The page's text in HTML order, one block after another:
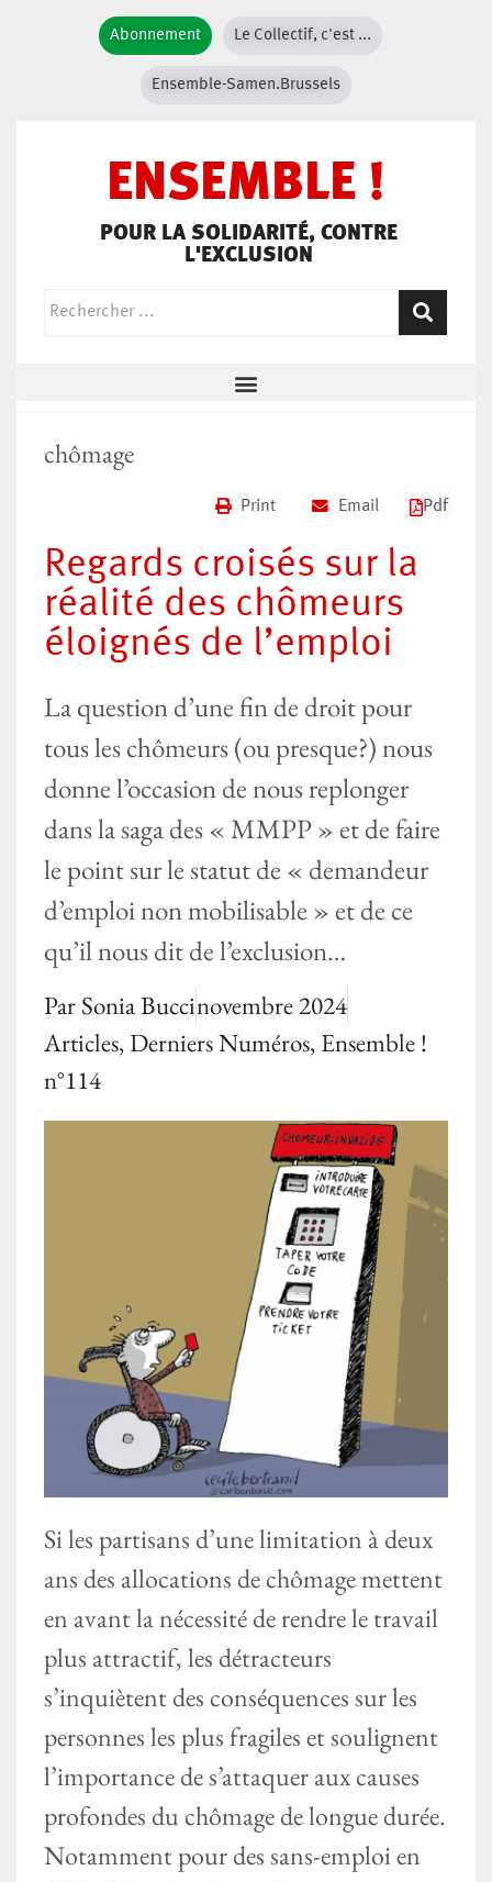
Abonnement Le Collectif, c'est ...
Ensemble-Samen.Brussels
ENSEMBLE !
POUR LA SOLIDARITÉ, CONTRE
L'EXCLUSION
chômage
Print Email Pdf
Regards croisés sur la
réalité des chômeurs
éloignés de l’emploi
La question d’une fin de droit pour
tous les chômeurs (ou presque?) nous
donne l’occasion de nous replonger
dans la saga des « MMPP » et de faire
le point sur le statut de « demandeur
d’emploi non mobilisable » et de ce
qu’il nous dit de l’exclusion…
Par Sonia Buccinovembre 2024
Articles,Derniers Numéros, Ensemble !
n°114
Si les partisans d’une limitation à deux
ans des allocations de chômage mettent
en avant la nécessité de rendre le travail
plus attractif, les détracteurs
s’inquiètent des conséquences sur les
personnes les plus fragiles et soulignent
l’importance de s’attaquer aux causes
profondes du chômage de longue durée.
Notamment pour des sans-emploi en